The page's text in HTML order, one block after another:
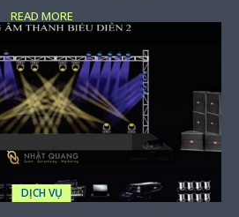
READ MORE
DỊCH VỤ